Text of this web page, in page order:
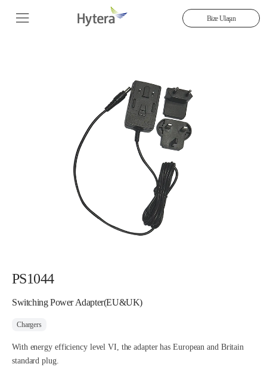
Bize Ulaşın
PS1044
Switching Power Adapter(EU&UK)
Chargers
With energy efficiency level VI, the adapter has European and Britain
standard plug.